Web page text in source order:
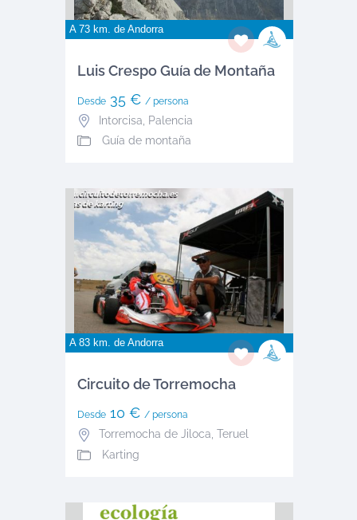
A 73 km. de Andorra
Luis Crespo Guía de Montaña
Desde35 € / persona
Intorcisa Palencia
Guía de montaña
A 83 km. de Andorra
Circuito de Torremocha
Desde10 € / persona
Torremocha de Jiloca, Teruel
Karting